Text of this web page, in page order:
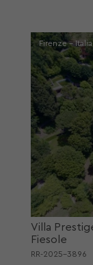
Firenze - Italia
Villa
Fiesole
RR-2025-3896